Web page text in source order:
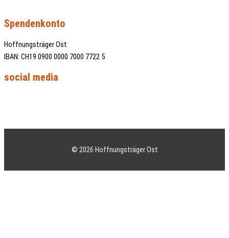
Spendenkonto
Hoffnungsträger Ost
IBAN: CH19 0900 0000 7000 7722 5
social media
© 2026 Hoffnungsträger Ost